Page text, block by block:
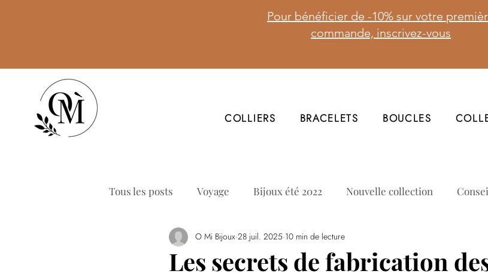
Pour bénéficier de -10% sur votre
commande, inscrivez-vous
COLLIERS BRACELETS BOUCLES
Tous les posts Voyage Bijoux été 2022 Nouvelle collection
Les secrets de fabrication
O Mi Bijoux 28 juil. 2025 10 min de lecture